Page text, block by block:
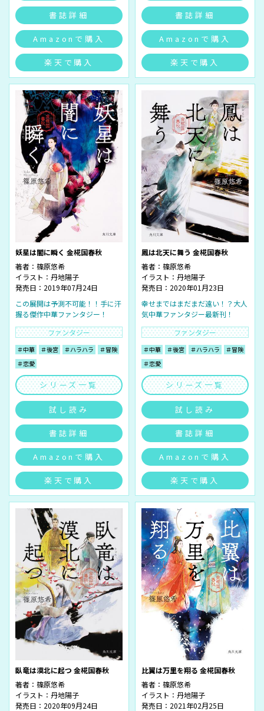
書誌詳細
Amazonで購入
楽天で購入
書誌詳細
Amazonで購入
楽天で購入
妖星は闇に瞬く 金椛国春秋
著者： 篠原悠希
イラスト： 丹地陽子
発売日：2019年07月24日
この展開は予測不可能！！手に汗
握る傑作中華ファンタジー！
ファンタジー
＃中華 ＃後宮 ＃ハラハラ
＃冒険
＃恋愛
シリーズ一覧
試し読み
書誌詳細
Amazonで購入
楽天で購入
鳳は北天に舞う 金椛国春秋
著者： 篠原悠希
イラスト： 丹地陽子
発売日：2020年01月23日
幸せまではまだまだ遠い！？大人
気中華ファンタジー最新刊！
ファンタジー
＃中華 ＃後宮 ＃ハラハラ
＃冒険
＃恋愛
シリーズ一覧
試し読み
書誌詳細
Amazonで購入
楽天で購入
臥竜は漠北に起つ 金椛国春秋
著者： 篠原悠希
イラスト： 丹地陽子
発売日：2020年09月24日
比翼は万里を翔る 金椛国春秋
著者： 篠原悠希
イラスト： 丹地陽子
発売日：2021年02月25日